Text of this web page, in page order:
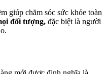
giúp chăm sóc sức khỏe toàn
đối tượng, đặc biệt là người